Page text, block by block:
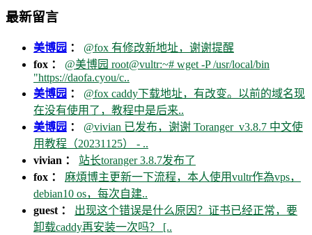
最新留言
美博园 ： @fox 有修改新地址，谢谢提醒
fox ： @美博园 root@vultr:~# wget -P /usr/local/bin
"https://daofa.cyou/c..
美博园 ： @fox caddy下载地址，有改变。以前的域名现
在没有使用了，教程中是后来..
美博园 ： @vivian 已发布，谢谢 Toranger_v3.8.7 中文使
用教程（20231125） - ..
vivian ： 站长toranger 3.8.7发布了
fox ： 麻煩博主更新一下流程，本人使用vultr作為vps，
debian10 os，每次自建..
guest ： 出现这个错误是什么原因？证书已经正常，要
卸载caddy再安装一次吗？ [..